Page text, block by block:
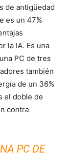
de antigüedad
es un 47%
la IA. Es una
PC de tres
también
de un 36%
el doble de
contra
PC DE